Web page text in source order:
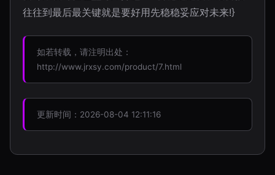
往往到最后最关键就是要好用先稳稳妥应对未来!}
如若转载，请注明出处：
http://www.jrxsy.com/product/7.html
更新时间：2026-08-04 12:11:16